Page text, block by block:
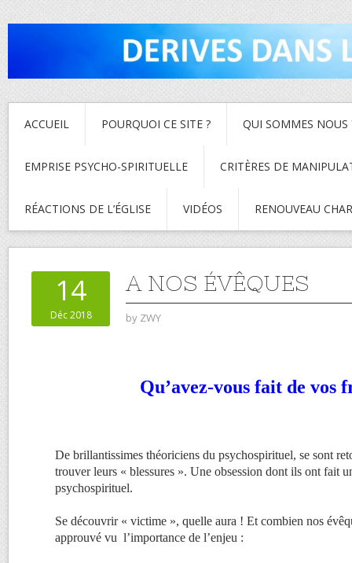
ACCUEIL POURQUOI CE SITE ? QUI SOMMES NOUS
EMPRISE PSYCHO-SPIRITUELLE CRITÈRES DE
RÉACTIONS DE L’ÉGLISE VIDÉOS RENOUVEAU
14
Déc 2018
A NOS ÉVÊQUES
by ZWY
Qu’avez-vous fait de vos
De brillantissimes théoriciens du psychospirituel, se sont
trouver leurs « blessures ». Une obsession dont ils ont fait
psychospirituel.
Se découvrir « victime », quelle aura ! Et combien nos
approuvé vu l’importance de l’enjeu :